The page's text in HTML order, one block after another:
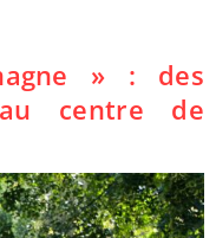
» : des
centre de